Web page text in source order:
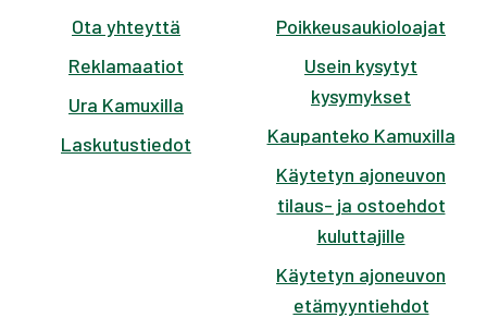
Ota yhteyttä
Reklamaatiot
Ura Kamuxilla
Laskutustiedot
Poikkeusaukioloajat
Usein kysytyt
kysymykset
Kaupanteko Kamuxilla
Käytetyn ajoneuvon
tilaus- ja ostoehdot
kuluttajille
Käytetyn ajoneuvon
etämyyntiehdot